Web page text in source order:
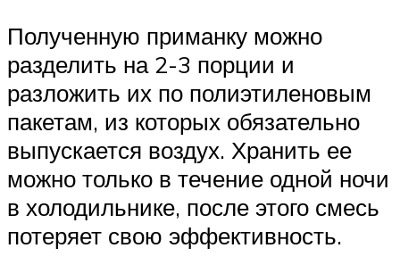
Полученную приманку можно
разделить на 2-3 порции и
разложить их по полиэтиленовым
пакетам, из которых обязательно
выпускается воздух. Хранить ее
можно только в течение одной ночи
в холодильнике, после этого смесь
потеряет свою эффективность.